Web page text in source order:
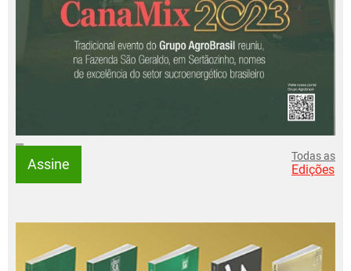
Assine Todas as
Edições